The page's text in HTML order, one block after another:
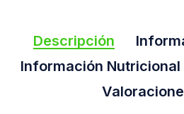
Descripción
Información Nutricional